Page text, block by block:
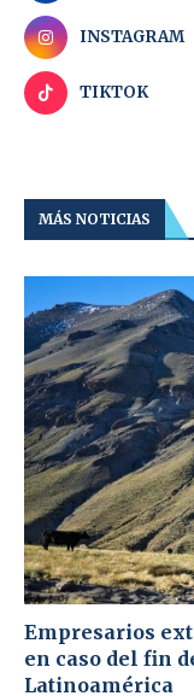
INSTAGRAM
TIKTOK
MÁS NOTICIAS
Empresarios
en caso del fin
Latinoamérica